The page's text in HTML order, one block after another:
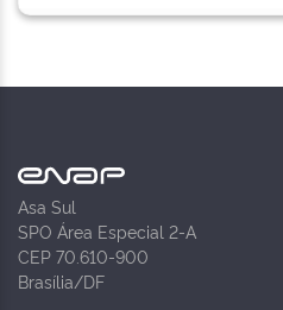
Asa Sul
SPO Área Especial 2-A
CEP 70.610-900
Brasília/DF